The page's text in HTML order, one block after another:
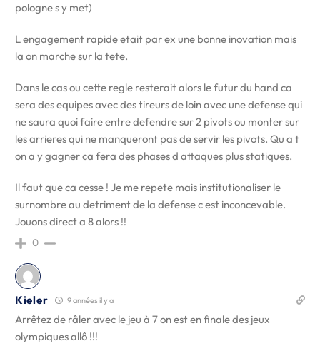
pologne s y met)
L engagement rapide etait par ex une bonne inovation mais
la on marche sur la tete.
Dans le cas ou cette regle resterait alors le futur du hand ca
sera des equipes avec des tireurs de loin avec une defense qui
ne saura quoi faire entre defendre sur 2 pivots ou monter sur
les arrieres qui ne manqueront pas de servir les pivots. Qu a t
on a y gagner ca fera des phases d attaques plus statiques.
Il faut que ca cesse ! Je me repete mais institutionaliser le
surnombre au detriment de la defense c est inconcevable.
Jouons direct a 8 alors !!
0
Kieler 9 années il y a
Arrêtez de râler avec le jeu à 7 on est en finale des jeux
olympiques allô !!!